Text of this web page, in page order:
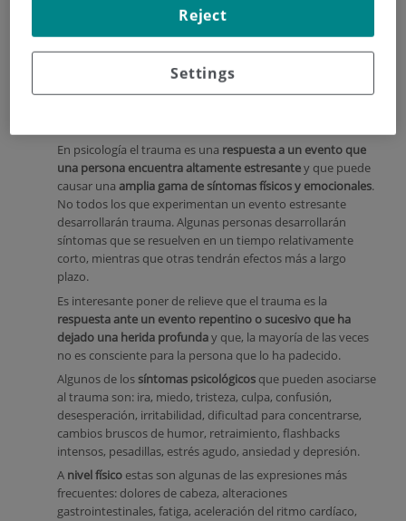
Empecemos con la definición de la RAE, que nos indica que:
daño duradero en el inconsciente
En psicología el trauma es una respuesta a un evento que
una persona encuentra altamente estresantey que puede
causar una amplia gama de síntomas físicos y emocionales.
No todos los que experimentan un evento estresante
desarrollarán trauma. Algunas personas desarrollarán
síntomas que se resuelven en un tiempo relativamente
corto, mientras que otras tendrán efectos más a largo
plazo.
Es interesante poner de relieve que el trauma es la
respuesta ante un evento repentino o sucesivo que ha
dejado una herida profunday que, la mayoría de las veces
no es consciente para la persona que lo ha padecido.
Algunos de los síntomas psicológicos que pueden asociarse
al trauma son: ira, miedo, tristeza, culpa, confusión,
desesperación, irritabilidad, dificultad para concentrarse,
cambios bruscos de humor, retraimiento, flashbacks
intensos, pesadillas, estrés agudo, ansiedad y depresión.
A nivel físico estas son algunas de las expresiones más
frecuentes: dolores de cabeza, alteraciones
gastrointestinales, fatiga, aceleración del ritmo cardíaco,
Settings
Reject